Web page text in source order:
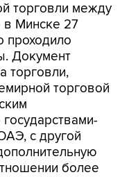
торговли между
Минске 27
проходило
Документ
торговли,
торговой
с другой
более